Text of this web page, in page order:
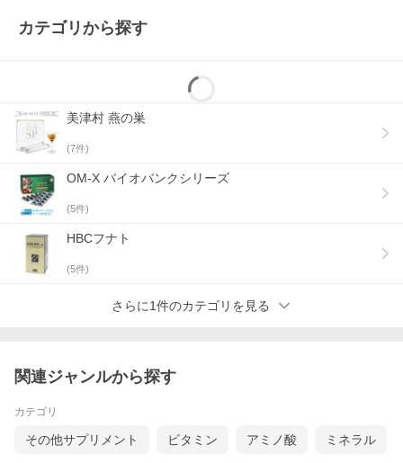
カテゴリから探す
美津村 燕の巣
(7件)
OM-X バイオバンクシリーズ
(5件)
HBCフナト
(5件)
さらに1件のカテゴリを見る
関連ジャンルから探す
カテゴリ
その他サプリメント ビタミン アミノ酸 ミネラル